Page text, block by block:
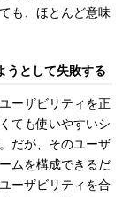
も、ほとんど意味
うとして失敗する
ーザビリティを正
ても使いやすいシ
だが、そのユーザ
ムを構成できるだ
ーザビリティを合